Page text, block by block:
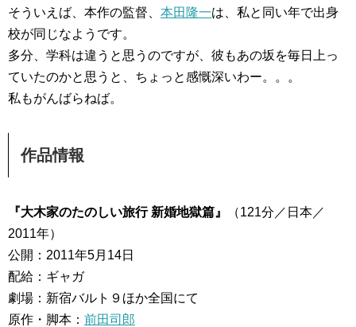
そういえば、本作の監督、 本田隆一は、私と同い年で出身
校が同じなようです。
多分、学科は違うと思うのですが、彼もあの坂を毎日上っ
ていたのかと思うと、ちょっと感慨深いわー。。。
私もがんばらねば。
作品情報
『大木家のたのしい旅行 新婚地獄篇』
（121分／日本／
2011年）
公開：2011年5月14日
配給：ギャガ
劇場：新宿バルト９ほか全国にて
原作・脚本： 前田司郎